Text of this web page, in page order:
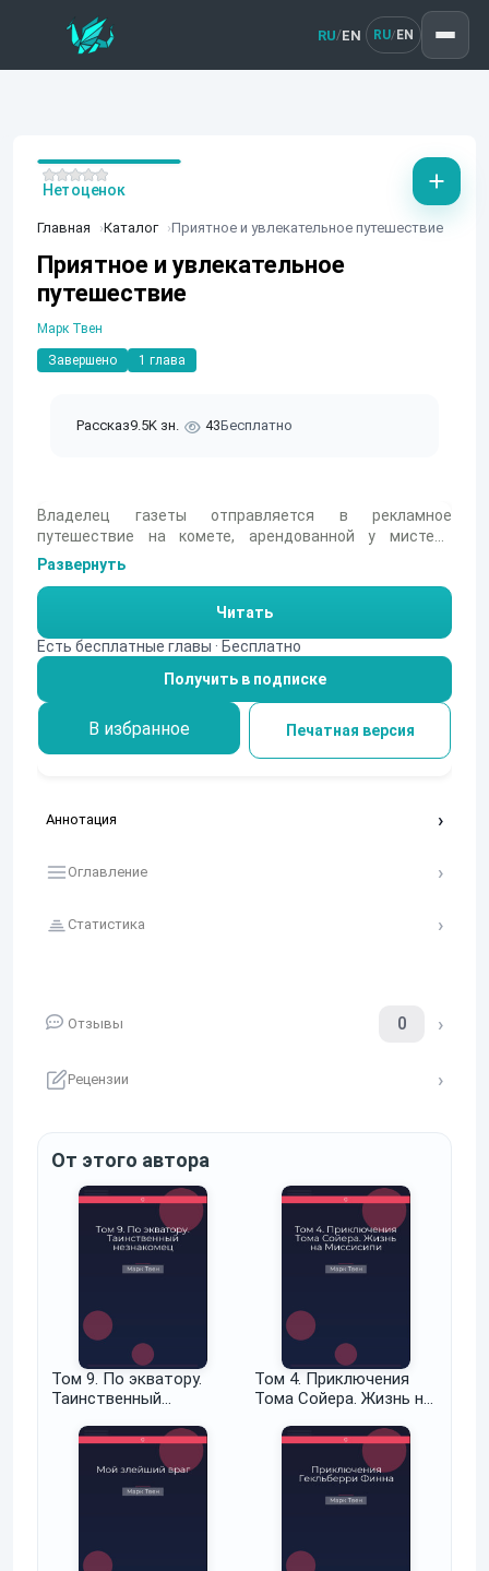
RU/EN RU/ EN
Главная Каталог Приятное и увлекательное путешествие
Приятное и увлекательное
путешествие
Марк Твен
Завершено 1 глава
Рассказ9.5K зн. 43Бесплатно
Нет оценок
Владелец газеты отправляется в рекламное
путешествие на комете, арендованной у мистера
Барнума. На борту небесного тела обещаны роскошные
каюты, бильярдные, театры и даже шоссе для прогулок
верхом. Герой-рассказчик, прагматичный делец,
намерен превратить эту авантюру в прибыльное
предприятие для публики. Удастся ли ему осуществить
столь грандиозный замысел или комета принесёт
неожиданные сюрпризы?
Развернуть
Читать
Есть бесплатные главы · Бесплатно
Получить в подписке
В избранное Печатная версия
Аннотация
Оглавление
Статистика
Отзывы 0
Рецензии
От этого автора
Том 9. По экватору.
Таинственный
Том 4. Приключения
Тома Сойера. Жизнь на